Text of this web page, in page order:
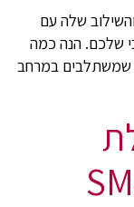
שלה עם
שלכם. הנה כמה
שמשתלבים במרחב